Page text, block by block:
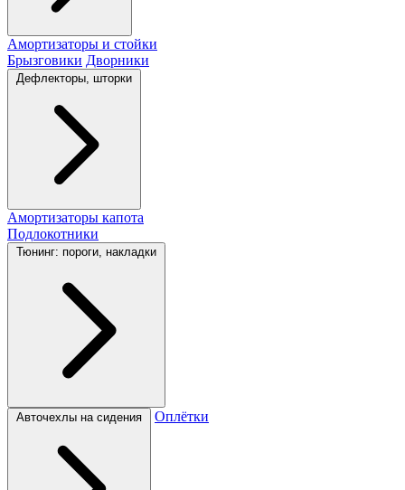
Амортизаторы и стойки
Брызговики Дворники
Дефлекторы, шторки
Амортизаторы капота
Подлокотники
Тюнинг: пороги, накладки
Авточехлы на сидения Оплётки